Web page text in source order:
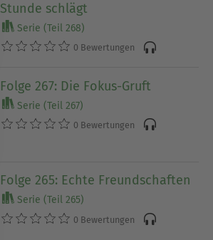
Stunde schlägt
Serie (Teil 268)
0 Bewertungen
Folge 267: Die Fokus-Gruft
Serie (Teil 267)
0 Bewertungen
Folge 265: Echte Freundschaften
Serie (Teil 265)
0 Bewertungen